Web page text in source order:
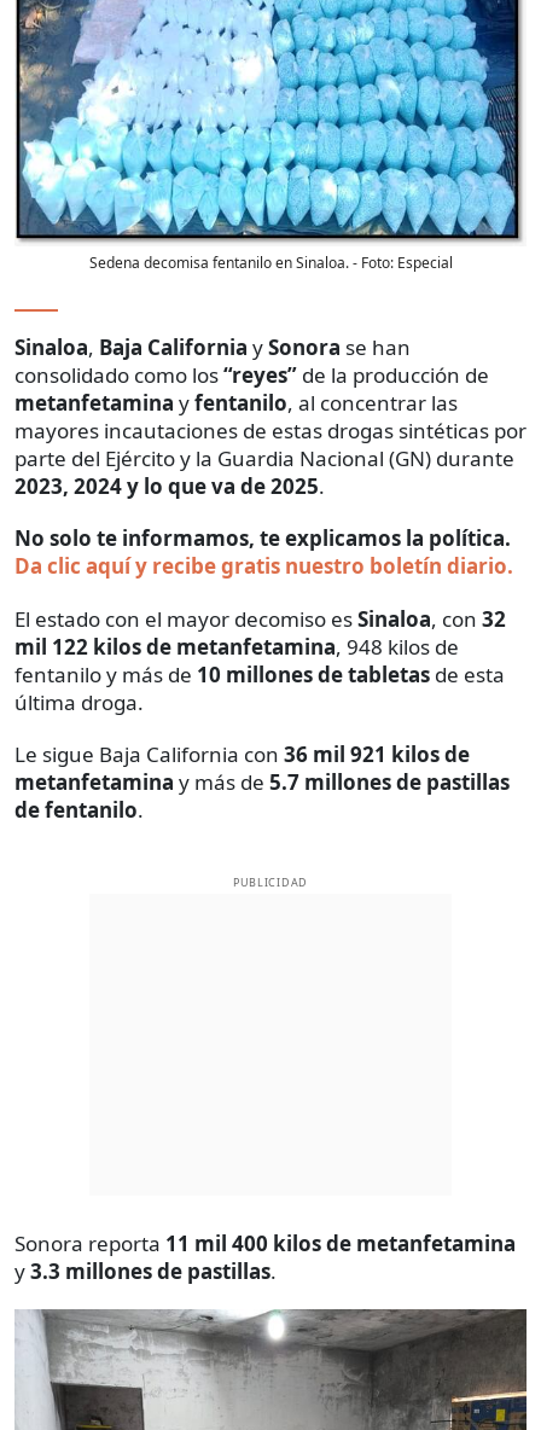
Sedena decomisa fentanilo en Sinaloa.- Foto: Especial
Sinaloa, Baja California ySonora se han
consolidado como los“reyes” de la producción de
metanfetamina yfentanilo, al concentrar las
mayores incautaciones de estas drogas sintéticas por
parte del Ejército y la Guardia Nacional (GN) durante
2023, 2024 y lo que va de 2025.
No solo te informamos, te explicamos la política.
Da clic aquí y recibe gratis nuestro boletín diario.
El estado con el mayor decomiso esSinaloa, con 32
mil 122 kilos de metanfetamina, 948 kilos de
fentanilo y más de 10 millones de tabletas de esta
última droga.
Le sigue Baja California con 36 mil 921 kilos de
metanfetamina y más de 5.7 millones de pastillas
de fentanilo.
PUBLICIDAD
Sonora reporta 11 mil 400 kilos de metanfetamina
y3.3 millones de pastillas.